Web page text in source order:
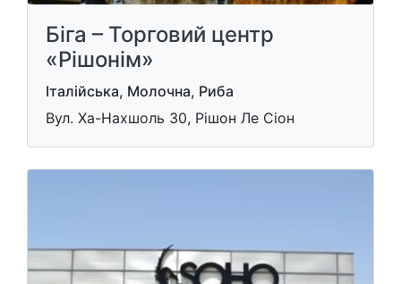
Біга – Торговий центр
«Рішонім»
Італійська, Молочна, Риба
Вул. Ха-Нахшоль 30, Рішон Ле Cіон